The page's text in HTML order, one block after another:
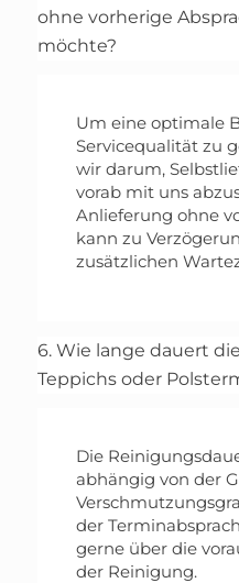
ohne vorherige
möchte?
Um eine optimale
Servicequalität zu
wir darum,
vorab mit uns
Anlieferung ohne
kann zu
zusätzlichen
6. Wie lange dauert
Teppichs oder
Die
abhängig von der
der
gerne über die
der Reinigung.